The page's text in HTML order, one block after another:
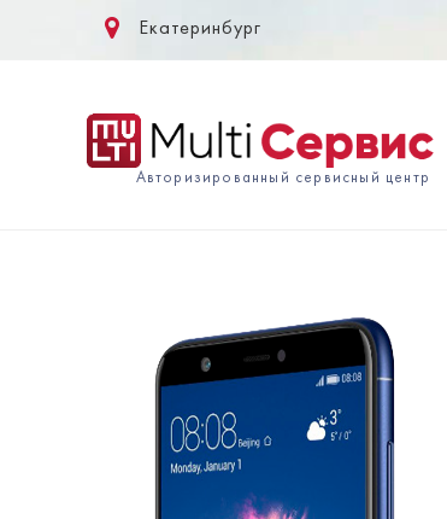
Екатеринбург
Авторизированный сервисный центр